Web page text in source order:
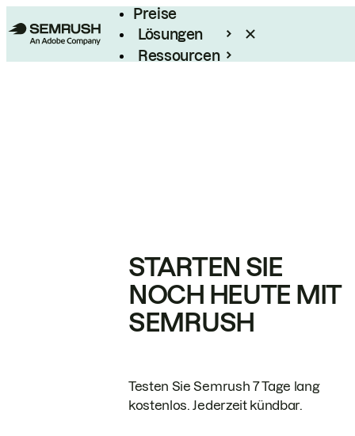
Preise
Lösungen
Ressourcen
STARTEN SIE
NOCH HEUTE MIT
SEMRUSH
Testen Sie Semrush 7 Tage lang
kostenlos. Jederzeit kündbar.